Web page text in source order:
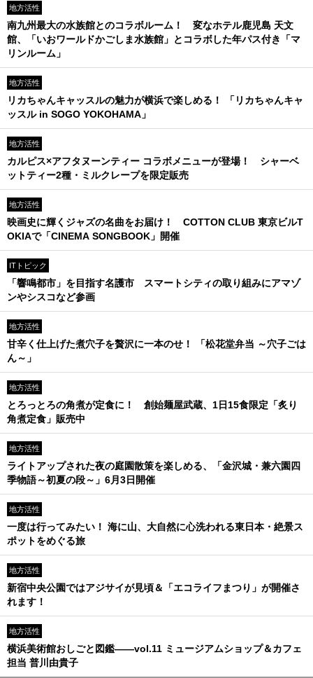
地方活性
南九州最大の水族館とのコラボルーム！ 変なホテル鹿児島 天文
館、「いおワールドかごしま水族館」とコラボした年パス付き「マ
リンルーム」
地方活性
リカちゃんキャッスルの魅力が横浜で楽しめる！ 「リカちゃんキャ
ッスル in SOGO YOKOHAMA」
地方活性
カルピス×アフタヌーンティー コラボメニューが登場！ シャーベ
ットティー2種・ミルクレープを限定販売
地方活性
映画史に輝くジャズの名曲をお届け！ COTTON CLUB 東京ビルT
OKIAで「CINEMA SONGBOOK」開催
ITトピック
「響鳴都市」を目指す名護市 スマートシティの取り組みにアマゾ
ンやシスコなど参画
地方活性
甘辛く仕上げた煮穴子を贅沢に一本のせ！ 「松花堂弁当 ～穴子ごは
ん～」
地方活性
とろっとろの角煮が定食に！ 創始麺屋武蔵、1日15食限定「炙り
角煮定食」販売中
地方活性
ライトアップされた夜の庭園散策を楽しめる、「金沢城・兼六園四
季物語～初夏の段～」6月3日開催
地方活性
一度は行ってみたい！ 海に山、大自然に心洗われる東日本・絶景ス
ポットをめぐる旅
地方活性
新宿中央公園ではアジサイが見頃＆「エコライフまつり」が開催さ
れます！
地方活性
横浜美術館おしごと図鑑――vol.11 ミュージアムショップ＆カフェ
担当 普川由貴子